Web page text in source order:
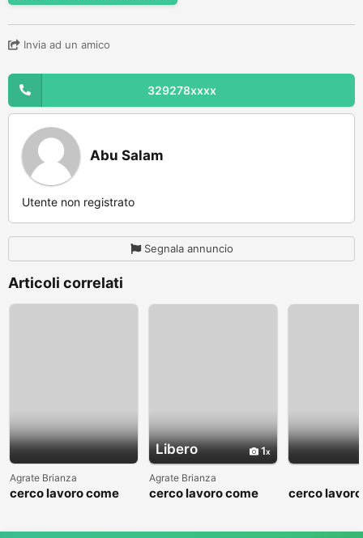
Invia ad un amico
329278xxxx
Abu Salam
Utente non registrato
Segnala annuncio
Articoli correlati
Agrate Brianza
cerco lavoro come
Libero 1
Agrate Brianza
cerco lavoro come
cerco